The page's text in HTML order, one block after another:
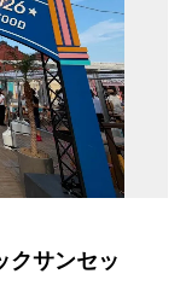
クサンセッ